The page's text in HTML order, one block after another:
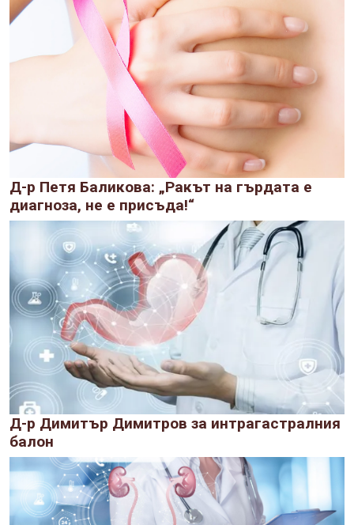
Д-р Петя Баликова: „Ракът на гърдата е
диагноза, не е присъда!“
Д-р Димитър Димитров за интрагастралния
балон